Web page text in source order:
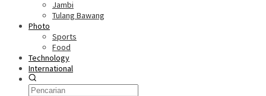
Jambi
Tulang Bawang
Photo
Sports
Food
Technology
International